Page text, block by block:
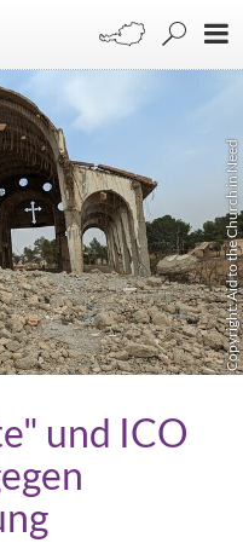
Copyright: Aid to the Church in Need
und ICO